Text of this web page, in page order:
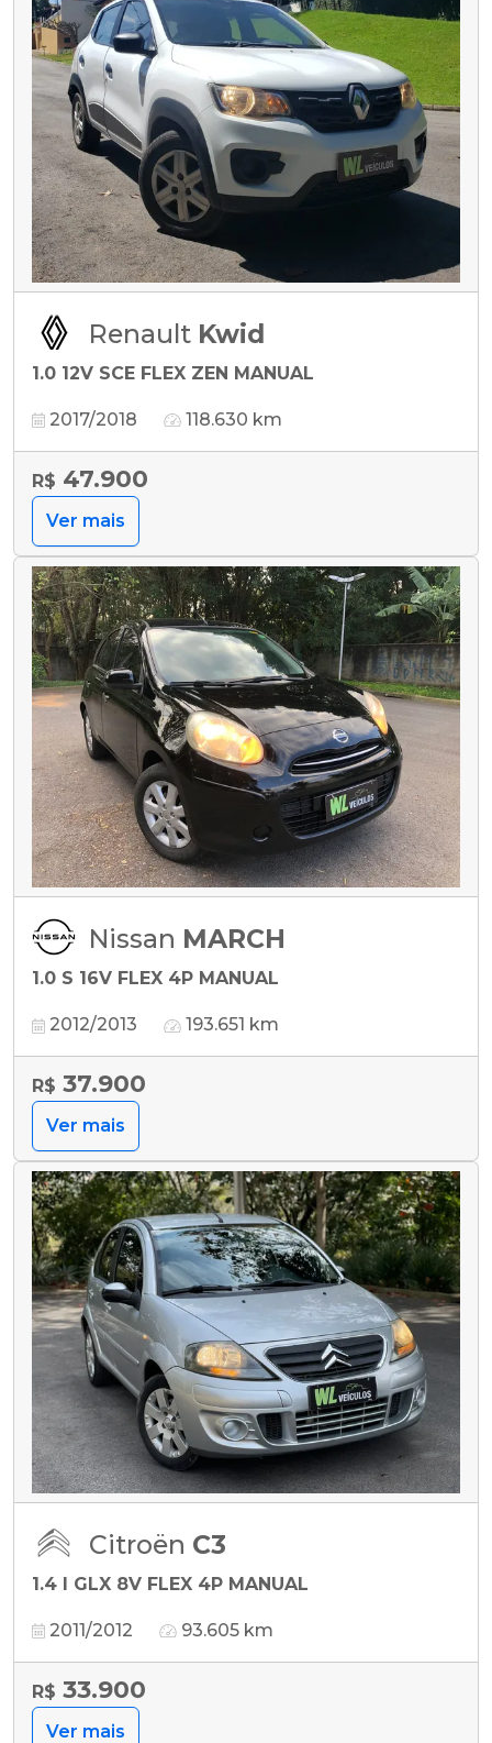
Renault Kwid
1.0 12V SCE FLEX ZEN MANUAL
2017/2018 118.630 km
R$ 47.900
Ver mais
Nissan MARCH
1.0 S 16V FLEX 4P MANUAL
2012/2013 193.651 km
R$ 37.900
Ver mais
Citroën C3
1.4 I GLX 8V FLEX 4P MANUAL
2011/2012 93.605 km
R$ 33.900
Ver mais